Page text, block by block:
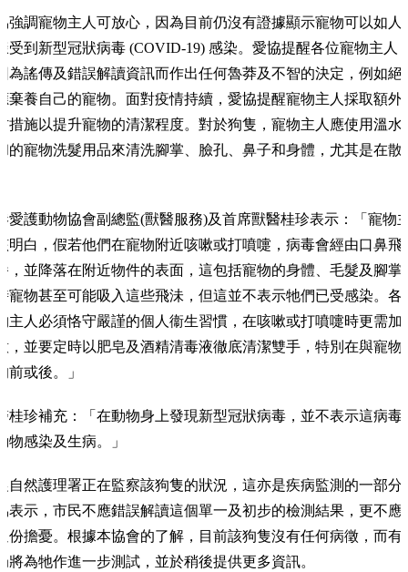
強調寵物主人可放心，因為目前仍沒有證據顯示寵物可以如人
受到新型冠狀病毒 (COVID-19) 感染。愛協提醒各位寵物主人
為謠傳及錯誤解讀資訊而作出任何魯莽及不智的決定，例如絕
棄養自己的寵物。面對疫情持續，愛協提醒寵物主人採取額外
措施以提升寵物的清潔程度。對於狗隻，寵物主人應使用溫水
的寵物洗髮用品來清洗腳掌、臉孔、鼻子和身體，尤其是在散
愛護動物協會副總監(獸醫服務)及首席獸醫桂珍表示：「寵物
明白，假若他們在寵物附近咳嗽或打噴嚏，病毒會經由口鼻飛
，並降落在附近物件的表面，這包括寵物的身體、毛髮及腳掌
寵物甚至可能吸入這些飛沬，但這並不表示牠們已受感染。各
主人必須恪守嚴謹的個人衞生習慣，在咳嗽或打噴嚏時更需加
，並要定時以肥皂及酒精清毒液徹底清潔雙手，特別在與寵物
前或後。」
桂珍補充：「在動物身上發現新型冠狀病毒，並不表示這病毒
物感染及生病。」
自然護理署正在監察該狗隻的狀況，這亦是疾病監測的一部分
表示，市民不應錯誤解讀這個單一及初步的檢測結果，更不應
份擔憂。根據本協會的了解，目前該狗隻沒有任何病徵，而有
將為牠作進一步測試，並於稍後提供更多資訊。